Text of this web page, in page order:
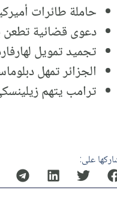
حاملة طائرات
دعوى قضائية تطعن
تجميد تمويل لهارفارد
الجزائر تمهل دبلوماسيين
ترامب يتهم
على: